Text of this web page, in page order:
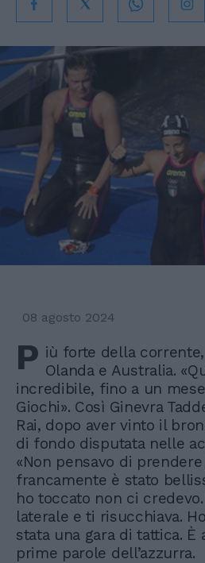
08 agosto 2024
P iù forte della
Olanda e Australia.
incredibile, fino a un
Giochi». Così Ginevra
Rai, dopo aver vinto il
di fondo disputata nelle
«Non pensavo di
francamente è stato
ho toccato non ci
laterale e ti risucchiava.
stata una gara di tattica. È
prime parole dell’azzurra.